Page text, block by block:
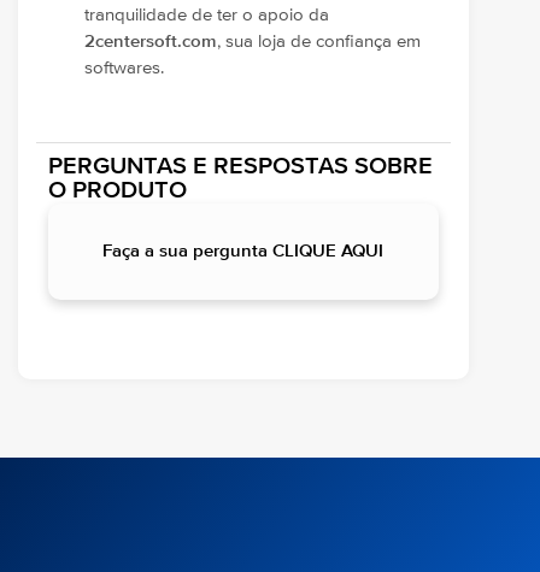
tranquilidade de ter o apoio da
2centersoft.com, sua loja de confiança em
softwares.
PERGUNTAS E RESPOSTAS SOBRE
O PRODUTO
Faça a sua pergunta CLIQUE AQUI